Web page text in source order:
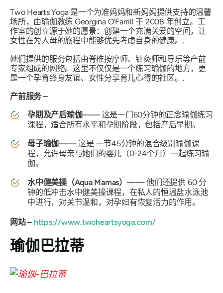
Two Hearts Yoga 是一个为准妈妈和新妈妈提供支持的温馨
场所，由瑜伽教练 Georgina O'Farrill 于 2008 年创立。工
作室的创立源于她的愿景：创建一个充满关爱的空间，让
女性在为人母的旅程中能够优先考虑自身的健康。.
她们提供的服务包括由脊椎按摩师、针灸师和导乐等产前
专家组成的网络。这里不仅仅是一个练习瑜伽的地方，更
是一个孕育终身友谊、女性分享育儿心得的社区。.
产前服务 –
孕期及产后瑜伽——这是一门60分钟的正念瑜伽练习
课程，适合所有水平和孕期阶段，包括产后早期。
母子瑜伽——这是 一节45分钟的混合级别瑜伽课
程，允许母亲与她们的婴儿（0-24个月）一起练习瑜
伽。
水中健美操（Aqua Mamas）——他们还提供 60 分
钟的低冲击水中健美操课程，在私人的恒温盐水泳池
中进行，对关节温和，对孕妇有恢复活力的作用。
网站 – https://www.twoheartsyoga.com/
瑜伽巴拉蒂